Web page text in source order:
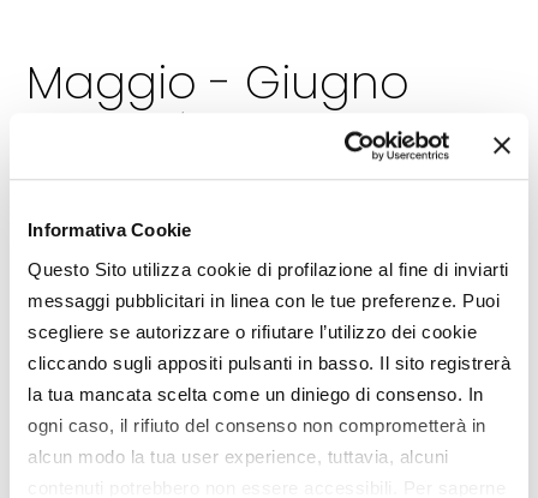
Informativa Cookie
Questo Sito utilizza cookie di profilazione al fine di inviarti
messaggi pubblicitari in linea con le tue preferenze. Puoi
scegliere se autorizzare o rifiutare l’utilizzo dei cookie
cliccando sugli appositi pulsanti in basso. Il sito registrerà
la tua mancata scelta come un diniego di consenso. In
ogni caso, il rifiuto del consenso non comprometterà in
alcun modo la tua user experience, tuttavia, alcuni
Maggio - Giugno